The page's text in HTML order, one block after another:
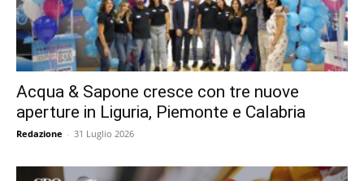
Acqua & Sapone cresce con tre nuove
aperture in Liguria, Piemonte e Calabria
Redazione - 31 Luglio 2026